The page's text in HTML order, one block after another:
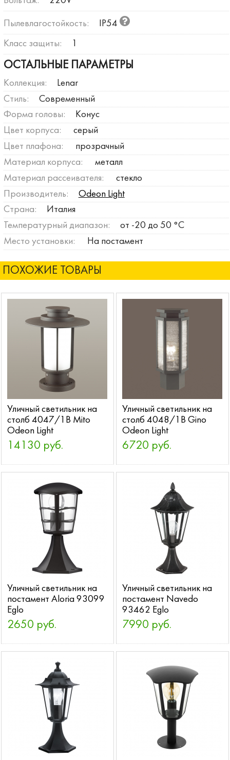
Пылевлагостойкость: IP54
Класс защиты:
ОСТАЛЬНЫЕ ПАРАМЕТРЫ
Коллекция:
Lenar
Стиль:
Современный
Форма головы:
Конус
Цвет корпуса:
серый
Цвет плафона:
прозрачный
Материал корпуса:
металл
Материал рассеивателя:
стекло
Производитель:
Odeon Light
Страна:
Италия
Температурный диапазон:
от -20 до 50 °C
Место установки:
На постамент
ПОХОЖИЕ ТОВАРЫ
Уличный светильник на
столб 4047/1B Mito
Odeon Light
14130 руб.
Уличный светильник на
столб 4048/1B Gino
Odeon Light
6720 руб.
Уличный светильник на
постамент Aloria 93099
Eglo
2650 руб.
Уличный светильник на
постамент Navedo
93462 Eglo
7990 руб.